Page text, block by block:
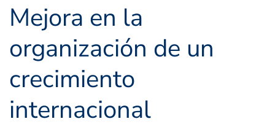
Mejora en la
organización de un
crecimiento
internacional